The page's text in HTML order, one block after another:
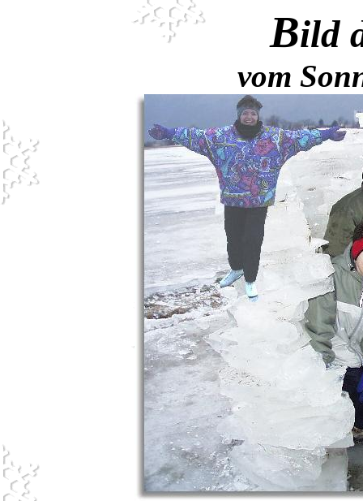
Bild
vom